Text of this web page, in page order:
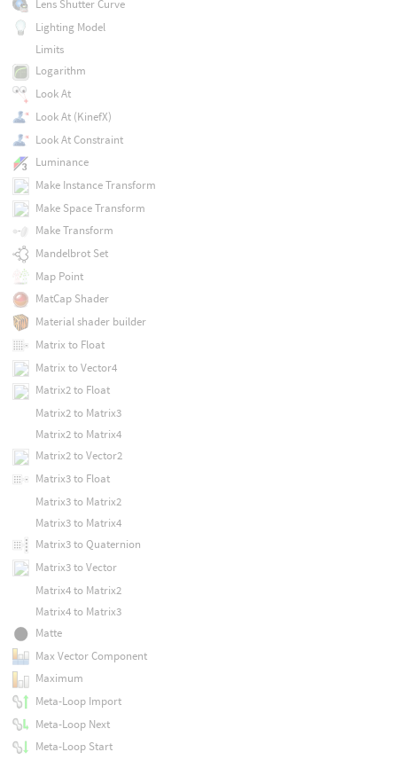
Lens Shutter Curve
Lighting Model
Limits
Logarithm
Look At
Look At (KinefX)
Look At Constraint
Luminance
Make Instance Transform
Make Space Transform
Make Transform
Mandelbrot Set
Map Point
MatCap Shader
Material shader builder
Matrix to Float
Matrix to Vector4
Matrix2 to Float
Matrix2 to Matrix3
Matrix2 to Matrix4
Matrix2 to Vector2
Matrix3 to Float
Matrix3 to Matrix2
Matrix3 to Matrix4
Matrix3 to Quaternion
Matrix3 to Vector
Matrix4 to Matrix2
Matrix4 to Matrix3
Matte
Max Vector Component
Maximum
Meta-Loop Import
Meta-Loop Next
Meta-Loop Start